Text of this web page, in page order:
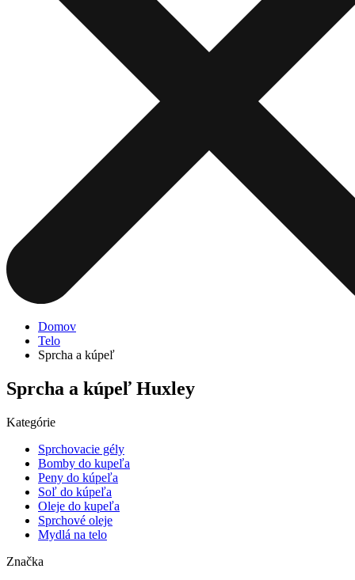
Domov
Telo
Sprcha a kúpeľ
Sprcha a kúpeľ Huxley
Kategórie
Sprchovacie gély
Bomby do kupeľa
Peny do kúpeľa
Soľ do kúpeľa
Oleje do kupeľa
Sprchové oleje
Mydlá na telo
Značka